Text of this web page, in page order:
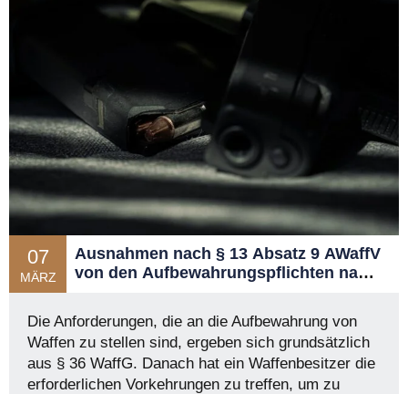
07
MÄRZ
Ausnahmen nach § 13 Absatz 9 AWaffV
von den Aufbewahrungspflichten nach
Die Anforderungen, die an die Aufbewahrung von
Waffen zu stellen sind, ergeben sich grundsätzlich
aus § 36 WaffG. Danach hat ein Waffenbesitzer die
erforderlichen Vorkehrungen zu treffen, um zu